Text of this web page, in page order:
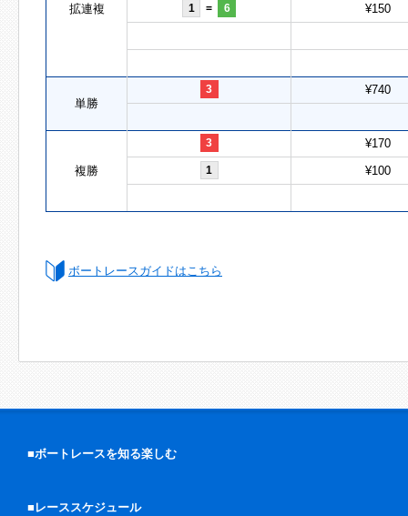
拡連複 1 = 6 ¥150
単勝
3 ¥740
複勝
3 ¥170
1 ¥100
ボートレースガイドはこちら
■ボートレースを知る楽しむ
■レーススケジュール